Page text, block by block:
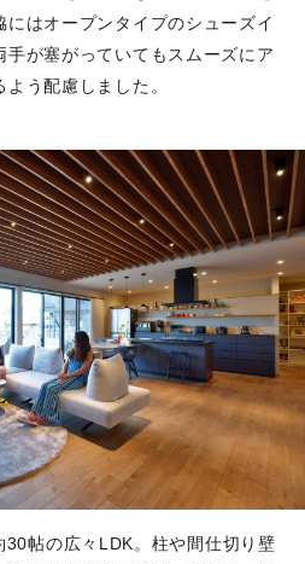
はオープンタイプのシューズイ
手が塞がっていてもスムーズにア
よう配慮しました。
帖の広々LDK。柱や間仕切り壁